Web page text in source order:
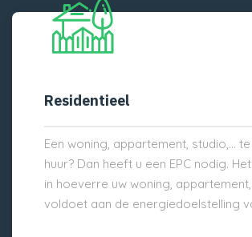
Residentieel
Een woning, appartement, studio,…
huur? Dan heeft u een EPC nodig.
in hoeverre uw woning,
voldoet aan de energiedoelstelling